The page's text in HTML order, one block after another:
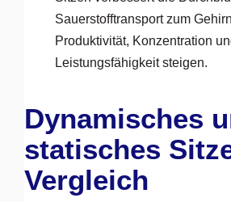
Sauerstofftransport zum
Produktivität, Konzentration
Leistungsfähigkeit steigen.
Dynamisches
statisches
Vergleich